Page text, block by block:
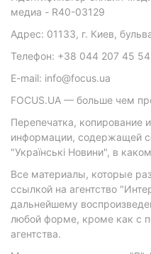
медиа - R40-03129
Адрес: 01133, г. Киев,
Телефон: +38 044 207 45 54
E-mail: info@focus.ua
FOCUS.UA — больше чем
Перепечатка, копирование
информации, содержащей
"Українські Новини", в
Все материалы, которые
ссылкой на агентство
дальнейшему
любой форме, кроме как с
агентства.